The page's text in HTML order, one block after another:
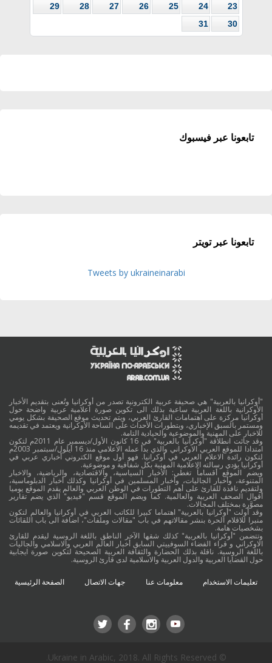
23
24
25
26
27
28
29
30
31
تابعونا عبر فيسبوك
تابعونا عبر تويتر
Tweets by ukraineinarabi
"أوكرانيا بالعربية" هي صحيفة عربية الكترونية تصدر من أوكرانيا وتُعنى بتقديم الأخبار
الأوكرانية باللغة العربية ساعية بذلك الى تكوين صورة اعلامية عربية واضحة حول
أوكرانيا مركزة على اهتمامات القارئ العربي، ويتم تحديث موقع الصحيفة بشكل يومي
ومستمر بالسبق الإخباري، وبتطورات الأحداث على الساحة الأوكرانية ويعتمد في تقديمه
للاخبار على المهنية والموضوعية والحيادية التامة.
وقد جائت انطلاقة "أوكرانيا بالعربية" في 16 كانون الأول/ديسمبر عام 2011م لتكون
امتدادا للموقع العربي الاوكراني والذي بدأ عمله الاعلامي منذ 16 أيلول/سبتمبر 2003م
لتكون رائدة الاعلام العربي في أوكرانيا. فهو أول موقع الكتروني أخباري عربي في
أوكرانيا يؤدي رسالته الاعلامية المهنية بكل شفافية و موضوعية.
ويضم الموقع أقساماً تغطي: الأخبار السياسية، والاقتصادية، والرياضية، والاخبار
المتنوعة، وأخبار الجاليات، وأخبار المسلمين في أوكرانيا وكذلك أخبار الدبلوماسية،
ولتقديم نافذة للقارئ على أهم التطورات في الوطن العربي والعالم يقدم الموقع يوميا
أقوال الصحف العربية والعالمية. كما ويضم الموقع قسم "فيديو" الذي يضم تقارير
مصوَّرة بمختلف المجالات.
وقد أولت "أوكرانيا بالعربية" اهتماما كبيرا للكاتب العربي في أوكرانيا والعالم لتكون
منبرا للاقلام الحرة بنشر مقالاتهم في باب "مقالات وملفات"، اضافة الى باب اللقائات
بشخصيات هامة.
وتتضمن "أوكرانيا بالعربية" كذلك شقها الآخر الناطق باللغة الروسية ليقدم للقارئ
الاوكراني و قراء الفضاء السوفييتي السابق أخبار العالم العربي والاسلامي والجاليات
باللغة الروسية. ناقلة بذلك الحضارة والثقافة العربية الصحيحة لتكوين صورة ايجابية
حول القضايا العربية والدول العربية والاسلامية لدى قارئ الروسية.
تعليمات الاستخدام معلومات عنا جهات الاتصال الصفحة الرئيسية
© Ukraine in Arabic, 2018. All Rights Reserved.